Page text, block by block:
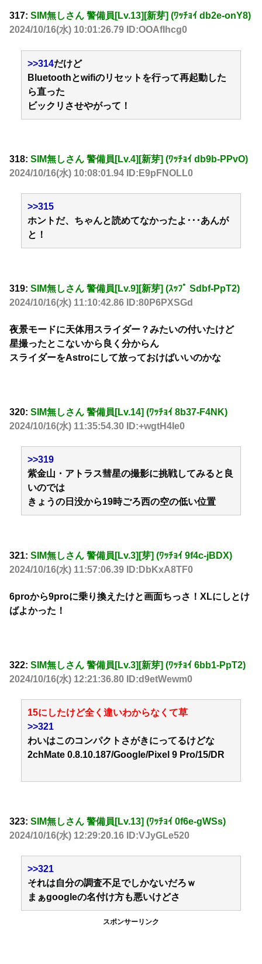
317: SIM無しさん 警備員[Lv.13][新芽] (ﾜｯﾁｮｲ db2e-onY8)
2024/10/16(水) 10:01:26.79 ID:OOAfIhcg0
>>314だけど
Bluetoothとwifiのリセットを行って再起動した
ら直った
ビックリさせやがって！
318: SIM無しさん 警備員[Lv.4][新芽] (ﾜｯﾁｮｲ db9b-PPvO)
2024/10/16(水) 10:08:01.94 ID:E9pFNOLL0
>>315
ホントだ、ちゃんと読めてなかったよ･･･あんが
と！
319: SIM無しさん 警備員[Lv.9][新芽] (ｽｯﾌﾟ Sdbf-PpT2)
2024/10/16(水) 11:10:42.86 ID:80P6PXSGd
夜景モードに天体用スライダー？みたいの付いたけど
星撮ったとこないから良く分からん
スライダーをAstroにして放っておけばいいのかな
320: SIM無しさん 警備員[Lv.14] (ﾜｯﾁｮｲ 8b37-F4NK)
2024/10/16(水) 11:35:54.30 ID:+wgtH4Ie0
>>319
紫金山・アトラス彗星の撮影に挑戦してみると良
いのでは
きょうの日没から19時ごろ西の空の低い位置
321: SIM無しさん 警備員[Lv.3][芽] (ﾜｯﾁｮｲ 9f4c-jBDX)
2024/10/16(水) 11:57:06.39 ID:DbKxA8TF0
6proから9proに乗り換えたけと画面ちっさ！XLにしとけ
ばよかった！
322: SIM無しさん 警備員[Lv.3][新芽] (ﾜｯﾁｮｲ 6bb1-PpT2)
2024/10/16(水) 12:21:36.80 ID:d9etWewm0
15にしたけど全く違いわからなくて草
>>321
わいはこのコンパクトさがきにってるけどな
2chMate 0.8.10.187/Google/Pixel 9 Pro/15/DR
323: SIM無しさん 警備員[Lv.13] (ﾜｯﾁｮｲ 0f6e-gWSs)
2024/10/16(水) 12:29:20.16 ID:VJyGLe520
>>321
それは自分の調査不足でしかないだろｗ
まぁgoogleの名付け方も悪いけどさ
スポンサーリンク